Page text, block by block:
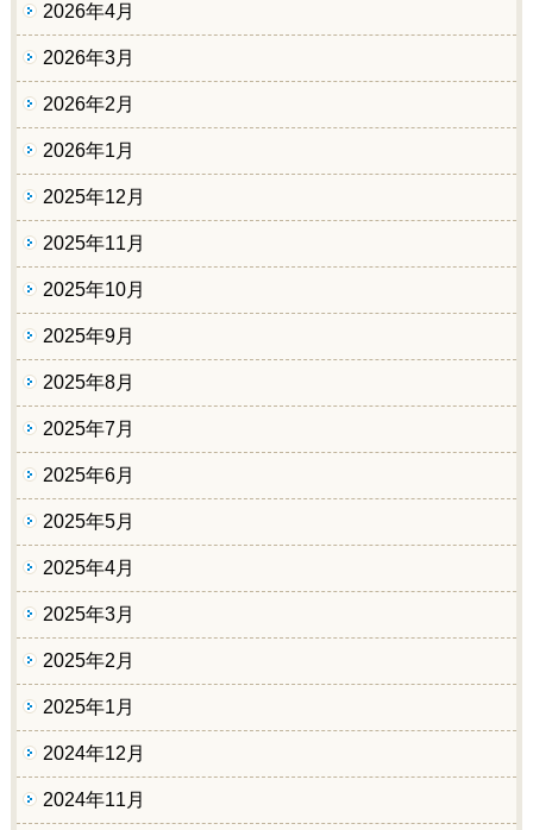
2026年4月
2026年3月
2026年2月
2026年1月
2025年12月
2025年11月
2025年10月
2025年9月
2025年8月
2025年7月
2025年6月
2025年5月
2025年4月
2025年3月
2025年2月
2025年1月
2024年12月
2024年11月